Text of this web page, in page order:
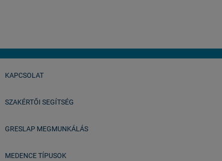
KAPCSOLAT
SZAKÉRTŐI SEGÍTSÉG
GRESLAP MEGMUNKÁLÁS
MEDENCE TÍPUSOK